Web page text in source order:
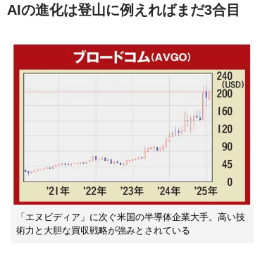
AIの進化は登山に例えればまだ3合目
「エヌビディア」に次ぐ米国の半導体企業大手。高い技
術力と大胆な買収戦略が強みとされている